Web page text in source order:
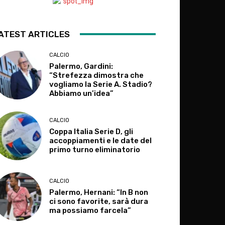
ARTICLES
CALCIO
Palermo, Gardini:
“Strefezza dimostra che
vogliamo la Serie A. Stadio?
Abbiamo un’idea”
CALCIO
Coppa Italia Serie D, gli
accoppiamenti e le date del
primo turno eliminatorio
CALCIO
Palermo, Hernani: “In B non
ci sono favorite, sarà dura
ma possiamo farcela”